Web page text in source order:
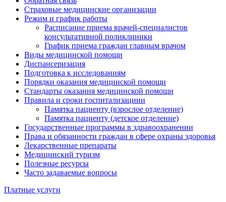
Страховые медицинские организации
Режим и график работы
Расписание приема врачей-специалистов
консультативной поликлиники
График приема граждан главным врачом
Виды медицинской помощи
Диспансеризация
Подготовка к исследованиям
Порядки оказания медицинской помощи
Стандарты оказания медицинской помощи
Правила и сроки госпитализациии
Памятка пациенту (взрослое отделение)
Памятка пациенту (детское отделение)
Государственные программы в здравоохранении
Права и обязанности граждан в сфере охраны здоровья
Лекарственные препараты
Медицинский туризм
Полезные ресурсы
Часто задаваемые вопросы
Платные услуги